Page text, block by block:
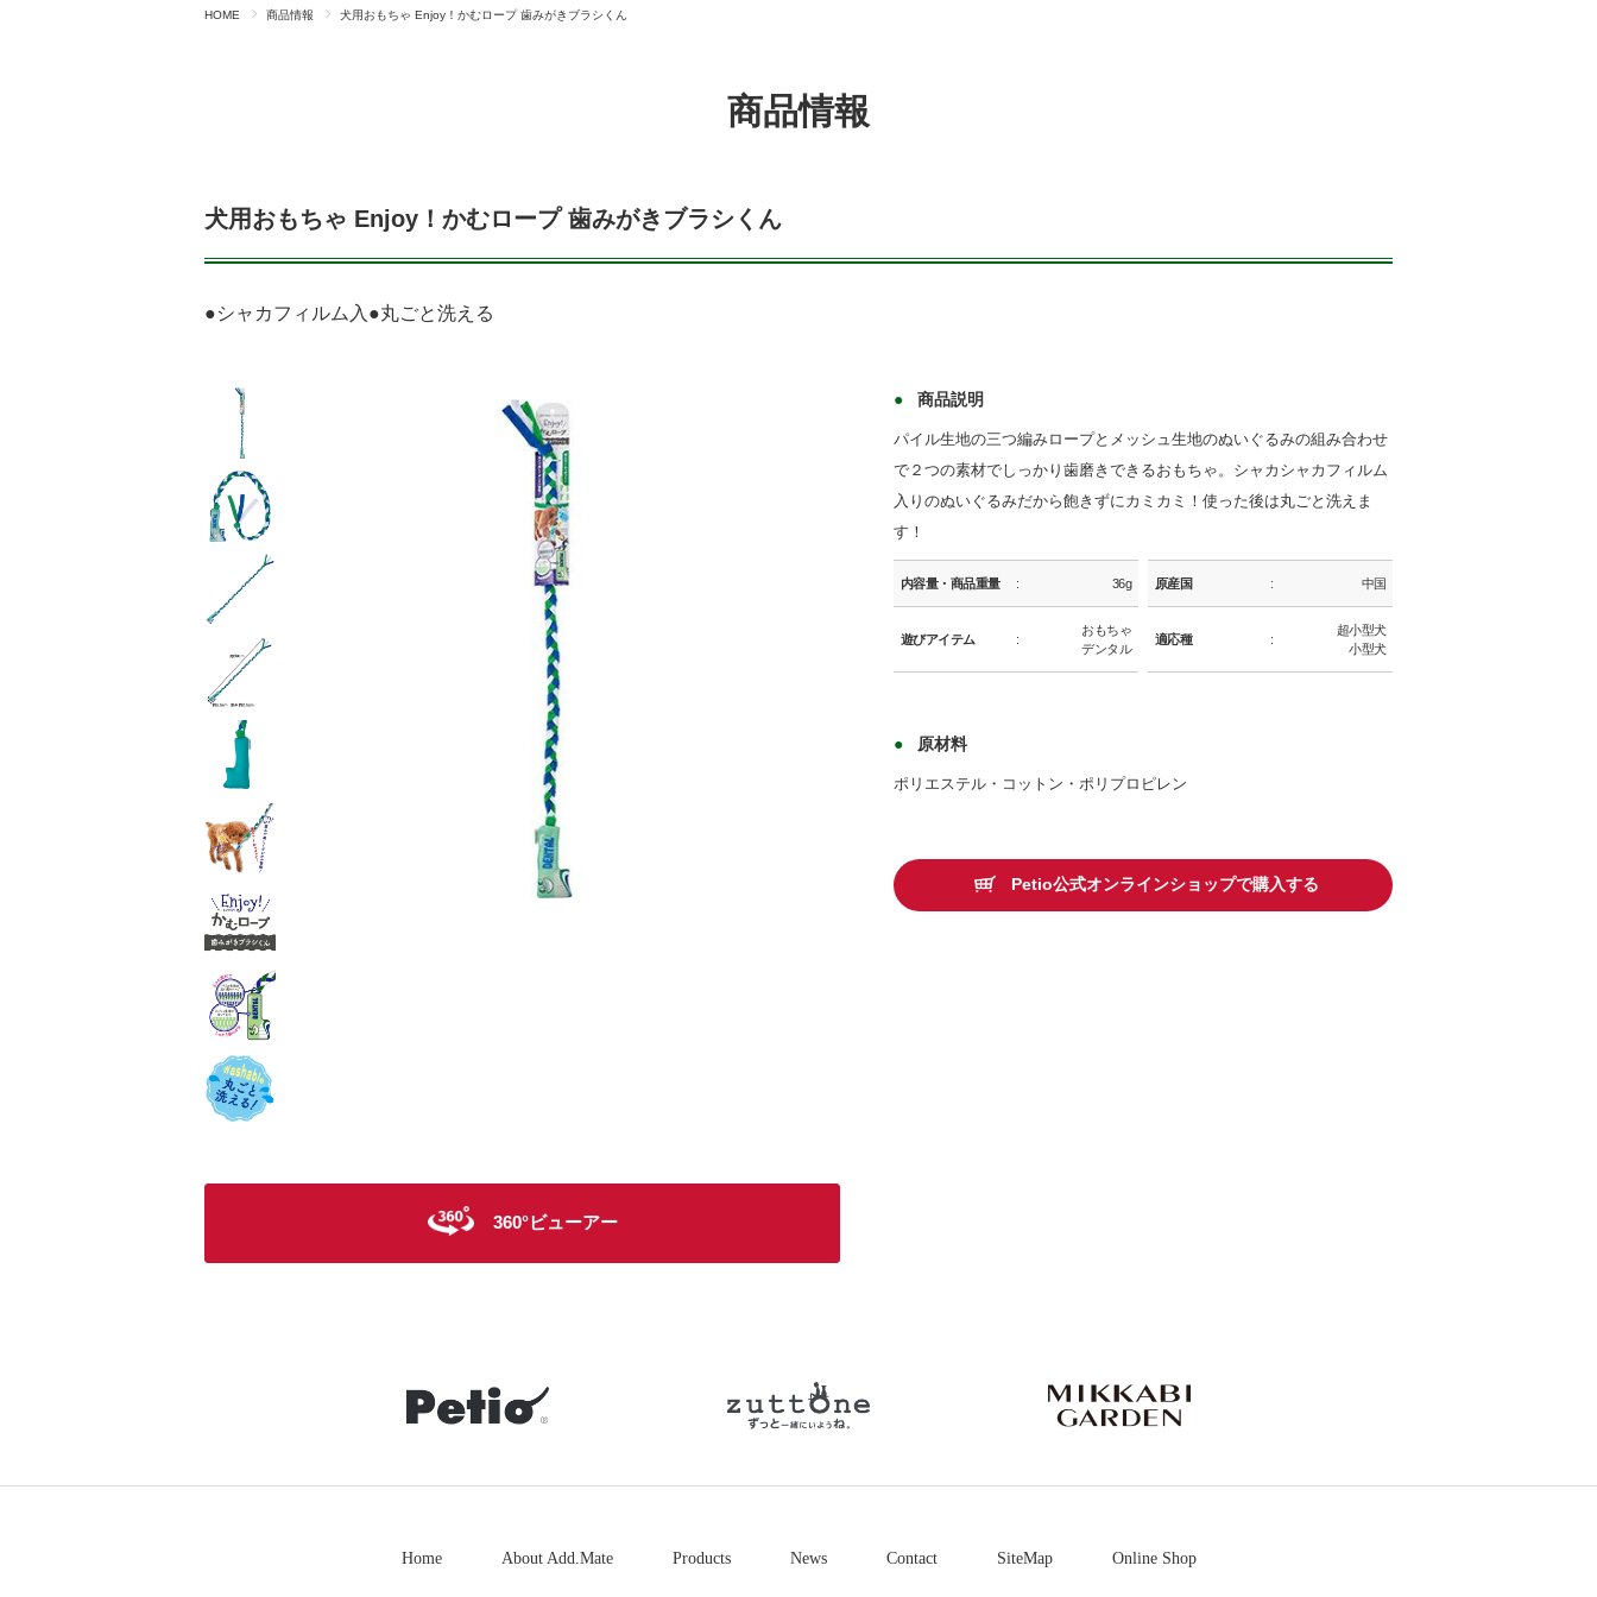
HOME 商品情報 犬用おもちゃ Enjoy！かむロープ 歯みがきブラシくん
商品情報
犬用おもちゃ Enjoy！かむロープ 歯みがきブラシくん
●シャカフィルム入●丸ごと洗える
商品イメージ
360°ビューアー
商品説明
パイル生地の三つ編みロープとメッシュ生地のぬいぐるみの組み合わせ
で２つの素材でしっかり歯磨きできるおもちゃ。シャカシャカフィルム
入りのぬいぐるみだから飽きずにカミカミ！使った後は丸ごと洗えま
す！
内容量・商品重量 36g 原産国 中国
遊びアイテム
おもちゃ
デンタル
適応種
超小型犬
小型犬
原材料
ポリエステル・コットン・ポリプロピレン
Petio公式オンラインショップで購入する
Home About Add.Mate Products News Contact SiteMap Online Shop